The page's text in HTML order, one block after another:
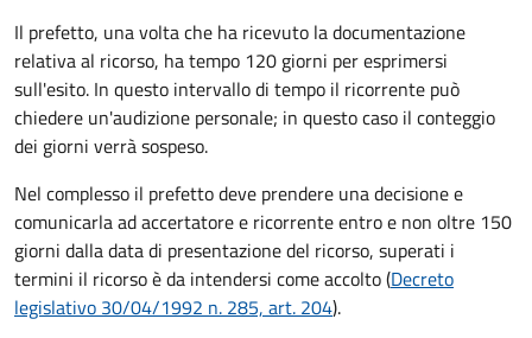
Il prefetto, una volta che ha ricevuto la documentazione
relativa al ricorso, ha tempo 120 giorni per esprimersi
sull'esito. In questo intervallo di tempo il ricorrente può
chiedere un'audizione personale; in questo caso il conteggio
dei giorni verrà sospeso.
Nel complesso il prefetto deve prendere una decisione e
comunicarla ad accertatore e ricorrente entro e non oltre 150
giorni dalla data di presentazione del ricorso, superati i
termini il ricorso è da intendersi come accolto (Decreto
legislativo 30/04/1992 n. 285, art. 204).